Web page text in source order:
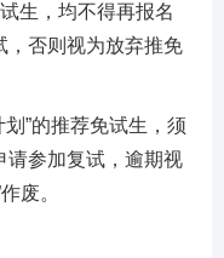
生，均不得再报名
，否则视为放弃推免
划”的推荐免试生，须
请参加复试，逾期视
废。